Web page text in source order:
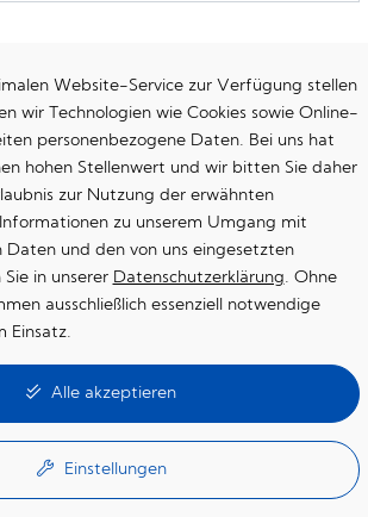
Startseite
Datenschutzerklärung
Website-Service zur Verfügung stellen
wir Technologien wie Cookies sowie Online-
personenbezogene Daten. Bei uns hat
hohen Stellenwert und wir bitten Sie daher
zur Nutzung der erwähnten
zu unserem Umgang mit
Daten und den von uns eingesetzten
in unserer Datenschutzerklärung. Ohne
ausschließlich essenziell notwendige
Einsatz.
von Google (eingebunden über die Google API)
Alle akzeptieren
Einstellungen